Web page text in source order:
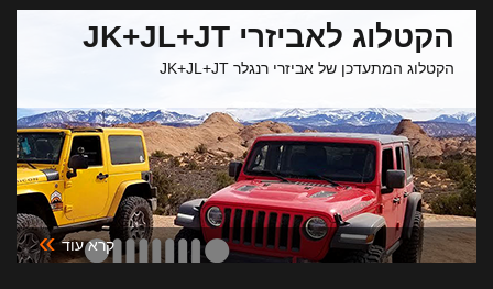
הקטלוג לאביזרי JK+JL+JT
הקטלוג המתעדכן של אביזרי רנגלר JK+JL+JT
קרא עוד »